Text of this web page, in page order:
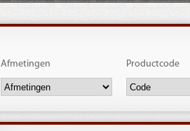
Afmetingen Productcode